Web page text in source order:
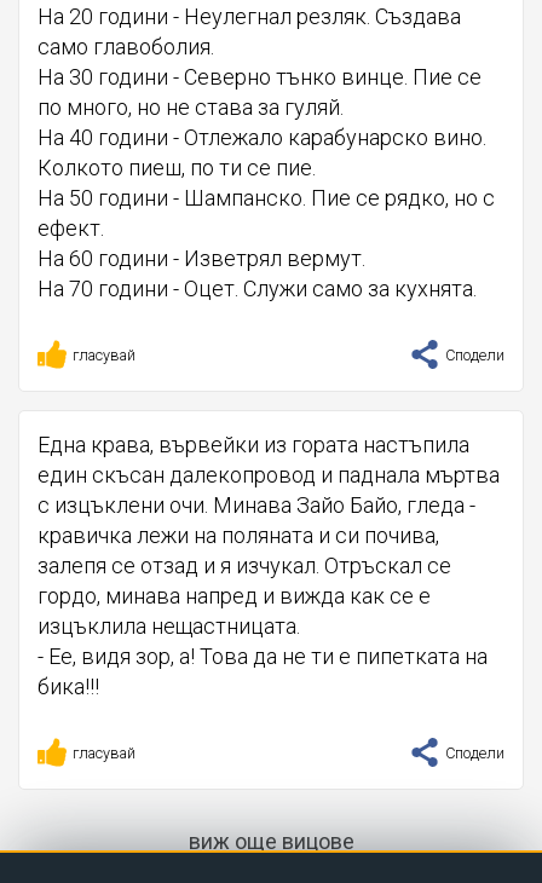
На 20 години - Неулегнал резляк. Създава
само главоболия.
На 30 години - Северно тънко винце. Пие се
по много, но не става за гуляй.
На 40 години - Отлежало карабунарско вино.
Колкото пиеш, по ти се пие.
На 50 години - Шампанско. Пие се рядко, но с
ефект.
На 60 години - Изветрял вермут.
На 70 години - Оцет. Служи само за кухнята.
гласувай Сподели
Една крава, вървейки из гората настъпила
един скъсан далекопровод и паднала мъртва
с изцъклени очи. Минава Зайо Байо, гледа -
кравичка лежи на поляната и си почива,
залепя се отзад и я изчукал. Отръскал се
гордо, минава напред и вижда как се е
изцъклила нещастницата.
- Ее, видя зор, а! Това да не ти е пипетката на
бика!!!
гласувай Сподели
виж още вицове